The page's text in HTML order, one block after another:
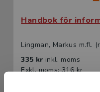
Handbok för
Lingman, Markus m.fl.
335 kr inkl. moms
Exkl. moms: 316 kr